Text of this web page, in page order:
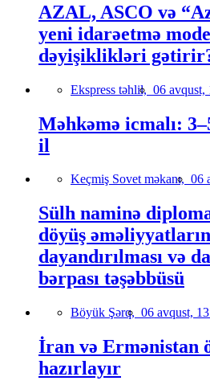
AZAL, ASCO və
yeni idarəetmə
dəyişiklikləri
Ekspress təhlil, 06 avqust,
Məhkəmə icmalı:
il
Keçmiş Sovet məkanı, 06
Sülh naminə
döyüş
dayandırılması və
bərpası təşəbbüsü
Böyük Şərq, 06 avqust,
İran və Ermənistan
hazırlayır